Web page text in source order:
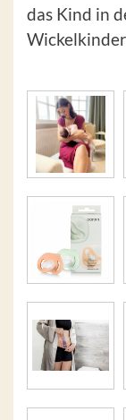
das Kind in
Wickelkinder